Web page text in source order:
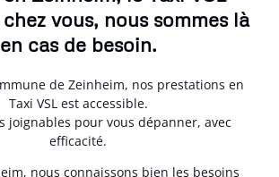
vous, nous sommes là
en cas de besoin.
de Zeinheim, nos prestations en
Taxi VSL est accessible.
joignables pour vous dépanner, avec
efficacité.
nous connaissons bien les besoins